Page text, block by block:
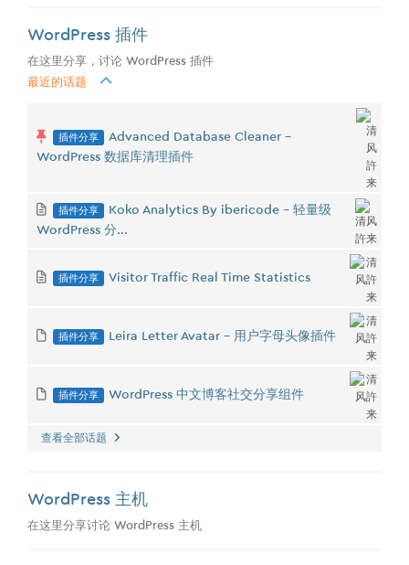
WordPress 插件
在这里分享，讨论 WordPress 插件
最近的话题
插件分享
Advanced Database Cleaner -
WordPress 数据库清理插件
插件分享
Koko Analytics By ibericode - 轻量级
WordPress 分...
插件分享 Visitor Traffic Real Time Statistics
插件分享 Leira Letter Avatar - 用户字母头像插件
插件分享 WordPress 中文博客社交分享组件
查看全部话题
WordPress 主机
在这里分享讨论 WordPress 主机